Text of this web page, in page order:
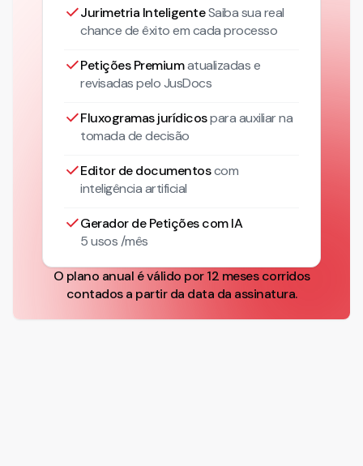
Jurimetria InteligenteSaiba sua real
chance de êxito em cada processo
Petições Premiumatualizadase
revisadas pelo JusDocs
Fluxogramas jurídicospara auxiliar na
tomada de decisão
Editor de documentoscom
inteligência artificial
Gerador de Petições com IA
5 usos /mês
O plano anual é válido por 12 meses corridos
contados a partir da data da assinatura.